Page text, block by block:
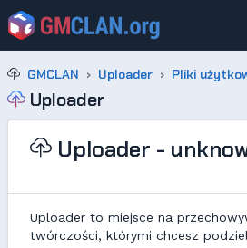
GMCLAN Uploader Pliki
Uploader
Uploader -
Uploader to miejsce na
twórczości, którymi chcesz